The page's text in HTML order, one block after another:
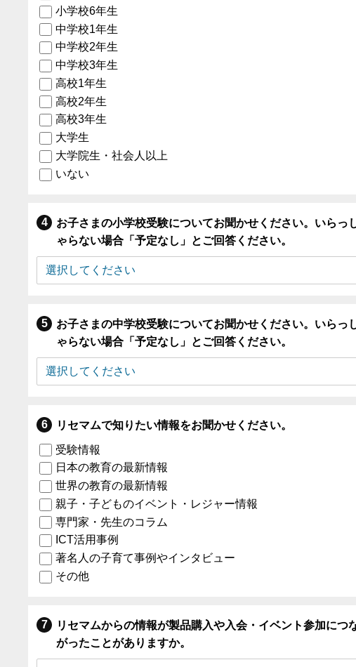
小学校6年生
中学校1年生
中学校2年生
中学校3年生
高校1年生
高校2年生
高校3年生
大学生
大学院生・社会人以上
いない
お子さまの小学校受験についてお聞かせください。いらっ
ゃらない場合「予定なし」とご回答ください。
お子さまの中学校受験についてお聞かせください。いらっ
ゃらない場合「予定なし」とご回答ください。
リセマムで知りたい情報をお聞かせください。
受験情報
日本の教育の最新情報
世界の教育の最新情報
親子・子どものイベント・レジャー情報
専門家・先生のコラム
ICT活用事例
著名人の子育て事例やインタビュー
その他
リセマムからの情報が製品購入や入会・イベント参加につ
がったことがありますか。